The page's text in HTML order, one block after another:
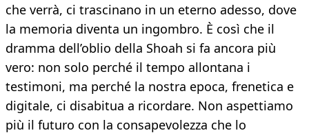
che verrà, ci trascinano in un eterno adesso, dove
la memoria diventa un ingombro. È così che il
dramma dell’oblio della Shoah si fa ancora più
vero: non solo perché il tempo allontana i
testimoni, ma perché la nostra epoca, frenetica e
digitale, ci disabitua a ricordare. Non aspettiamo
più il futuro con la consapevolezza che lo